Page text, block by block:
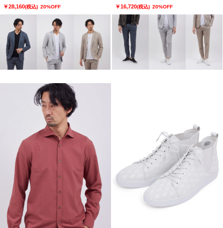
￥28,160(税込) 20%OFF ￥16,720(税込) 20%OFF